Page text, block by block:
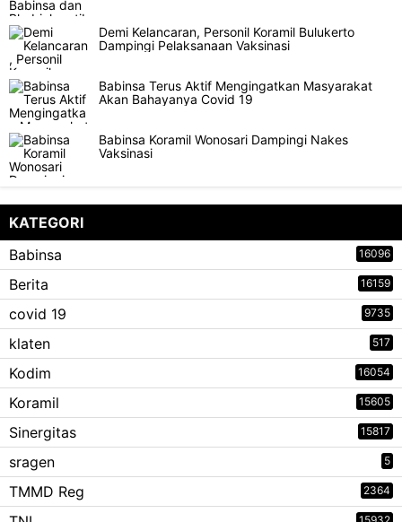
Demi Kelancaran, Personil Koramil Bulukerto
Dampingi Pelaksanaan Vaksinasi
Babinsa Terus Aktif Mengingatkan Masyarakat
Akan Bahayanya Covid 19
Babinsa Koramil Wonosari Dampingi Nakes
Vaksinasi
KATEGORI
Babinsa
16096
Berita 16159
covid 19 9735
klaten 517
Kodim 16054
Koramil 15605
Sinergitas 15817
sragen 5
TMMD Reg 2364